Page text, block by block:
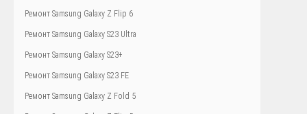
Ремонт Samsung Galaxy Z Flip 6
Ремонт Samsung Galaxy S23 Ultra
Ремонт Samsung Galaxy S23+
Ремонт Samsung Galaxy S23 FE
Ремонт Samsung Galaxy Z Fold 5